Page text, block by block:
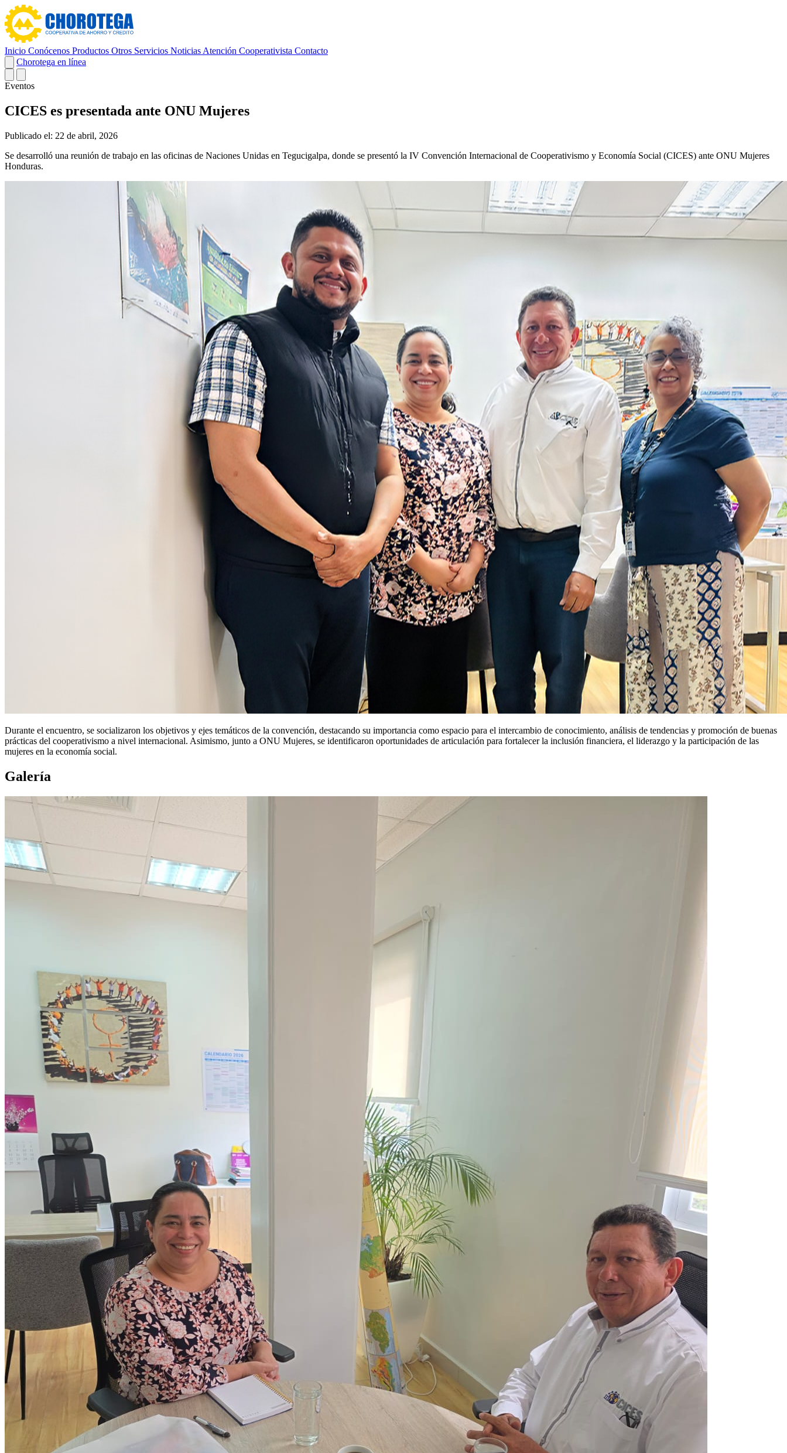
Inicio Conócenos Productos Otros Servicios Noticias Atención Cooperativista Contacto
Chorotega en línea
Eventos
CICES es presentada ante ONU Mujeres
Publicado el: 22 de abril, 2026
Se desarrolló una reunión de trabajo en las oficinas de Naciones Unidas en Tegucigalpa, donde se presentó la IV Convención Internacional de Cooperativismo y Economía Social (CICES) ante ONU Mujeres
Honduras.
Durante el encuentro, se socializaron los objetivos y ejes temáticos de la convención, destacando su importancia como espacio para el intercambio de conocimiento, análisis de tendencias y promoción de buenas
prácticas del cooperativismo a nivel internacional. Asimismo, junto a ONU Mujeres, se identificaron oportunidades de articulación para fortalecer la inclusión financiera, el liderazgo y la participación de las
mujeres en la economía social.
Galería